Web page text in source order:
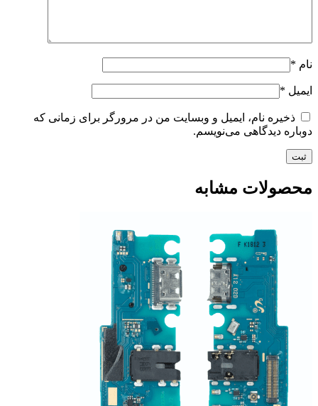
نام *
ایمیل *
ذخیره نام، ایمیل و وبسایت من در مرورگر برای زمانی که
دوباره دیدگاهی می‌نویسم.
محصولات مشابه